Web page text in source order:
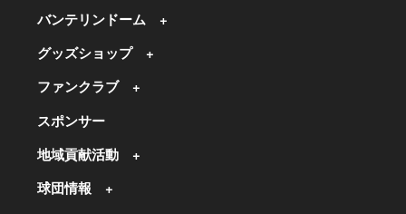
バンテリンドーム
グッズショップ
ファンクラブ
スポンサー
地域貢献活動
球団情報